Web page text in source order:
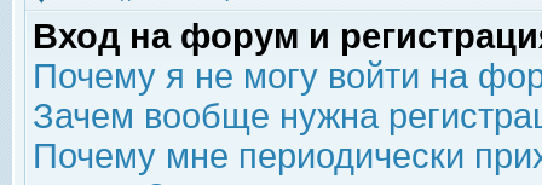
Вход на форум и
Почему я не могу войти на
Зачем вообще нужна
Почему мне периодически